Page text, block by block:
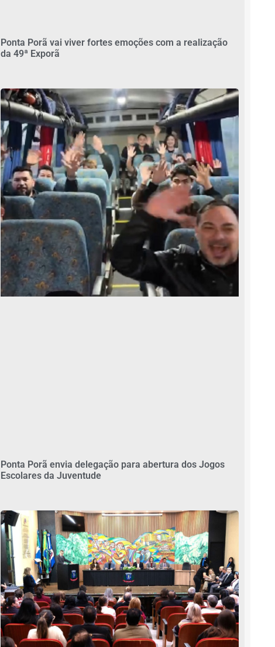
Ponta Porã vai viver fortes emoções com a realização
da 49ª Exporã
Ponta Porã envia delegação para abertura dos Jogos
Escolares da Juventude